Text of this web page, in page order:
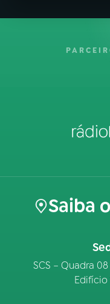
Saiba
SCS – Quadra
Edifício